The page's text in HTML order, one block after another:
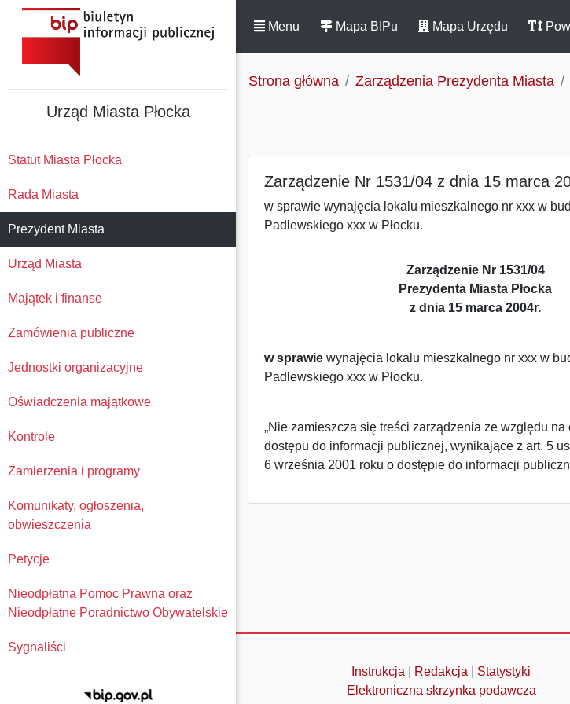
Urząd Miasta Płocka
Statut Miasta Płocka
Rada Miasta
Prezydent Miasta
Urząd Miasta
Majątek i finanse
Zamówienia publiczne
Jednostki organizacyjne
Oświadczenia majątkowe
Kontrole
Zamierzenia i programy
Komunikaty, ogłoszenia,
obwieszczenia
Petycje
Nieodpłatna Pomoc Prawna oraz
Nieodpłatne Poradnictwo Obywatelskie
Sygnaliści
Menu Mapa BIPu Mapa Urzędu
Strona główna Zarządzenia Prezydenta Miasta
Zarządzenie Nr 1531/04 z dnia 15 marca
w sprawie wynajęcia lokalu mieszkalnego nr xxx w
Padlewskiego xxx w Płocku.
Zarządzenie Nr 1531/04
Prezydenta Miasta Płocka
z dnia 15 marca 2004r.
w sprawie wynajęcia lokalu mieszkalnego nr xxx w
Padlewskiego xxx w Płocku.
„Nie zamieszcza się treści zarządzenia ze względu
dostępu do informacji publicznej, wynikające z art. 5
6 września 2001 roku o dostępie do informacji
Instrukcja Redakcja
Statystyki
Elektroniczna skrzynka podawcza